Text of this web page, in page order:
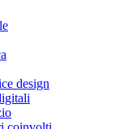
design